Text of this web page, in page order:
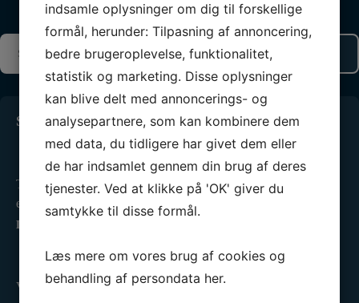
Seneste 3 indlæg
Standernedhaling 2025
25. oktober 2025
Tusinde tak til alle, der havde trodset det utaknemmelige
efterårsvejr…
LÆS MERE »
Kredsmesterskab 2025
Vi har været til Kredsmesterskab! ❤️⛵ I Tera Pro tog…
indsamle oplysninger om dig til forskellige
formål, herunder: Tilpasning af annoncering,
bedre brugeroplevelse, funktionalitet,
statistik og marketing. Disse oplysninger
kan blive delt med annoncerings- og
analysepartnere, som kan kombinere dem
med data, du tidligere har givet dem eller
de har indsamlet gennem din brug af deres
tjenester. Ved at klikke på 'OK' giver du
samtykke til disse formål.
Læs mere om vores brug af cookies og
behandling af persondata her.